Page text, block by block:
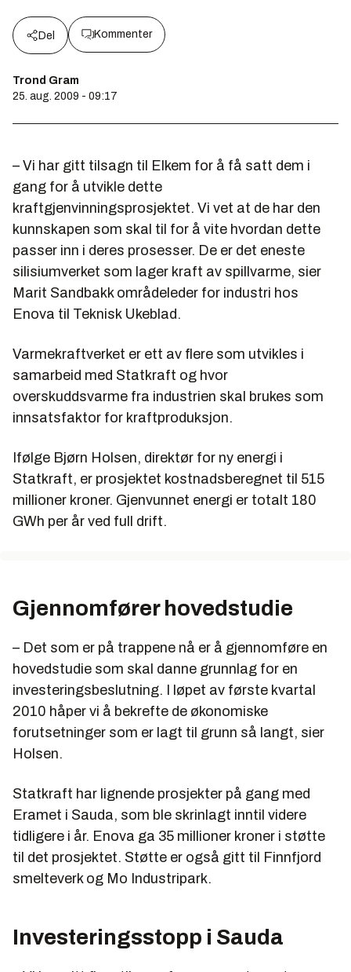
Del Kommenter
Trond Gram
25. aug. 2009 - 09:17
– Vi har gitt tilsagn til Elkem for å få satt dem i
gang for å utvikle dette
kraftgjenvinningsprosjektet. Vi vet at de har den
kunnskapen som skal til for å vite hvordan dette
passer inn i deres prosesser. De er det eneste
silisiumverket som lager kraft av spillvarme, sier
Marit Sandbakk områdeleder for industri hos
Enova til Teknisk Ukeblad.
Varmekraftverket er ett av flere som utvikles i
samarbeid med Statkraft og hvor
overskuddsvarme fra industrien skal brukes som
innsatsfaktor for kraftproduksjon.
Ifølge Bjørn Holsen, direktør for ny energi i
Statkraft, er prosjektet kostnadsberegnet til 515
millioner kroner. Gjenvunnet energi er totalt 180
GWh per år ved full drift.
Gjennomfører hovedstudie
– Det som er på trappene nå er å gjennomføre en
hovedstudie som skal danne grunnlag for en
investeringsbeslutning. I løpet av første kvartal
2010 håper vi å bekrefte de økonomiske
forutsetninger som er lagt til grunn så langt, sier
Holsen.
Statkraft har lignende prosjekter på gang med
Eramet i Sauda, som ble skrinlagt inntil videre
tidligere i år. Enova ga 35 millioner kroner i støtte
til det prosjektet. Støtte er også gitt til Finnfjord
smelteverk og Mo Industripark.
Investeringsstopp i Sauda